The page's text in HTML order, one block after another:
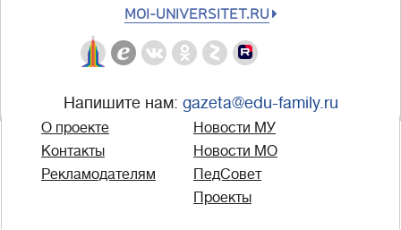
MOI-UNIVERSITET.RU
Напишите нам: gazeta@edu-family.ru
О проекте
Контакты
Рекламодателям
Новости МУ
Новости МО
ПедСовет
Проекты